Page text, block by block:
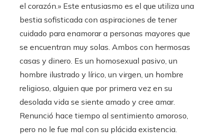
el corazón.» Este entusiasmo es el que utiliza una
bestia sofisticada con aspiraciones de tener
cuidado para enamorar a personas mayores que
se encuentran muy solas. Ambos con hermosas
casas y dinero. Es un homosexual pasivo, un
hombre ilustrado y lírico, un virgen, un hombre
religioso, alguien que por primera vez en su
desolada vida se siente amado y cree amar.
Renunció hace tiempo al sentimiento amoroso,
pero no le fue mal con su plácida existencia.